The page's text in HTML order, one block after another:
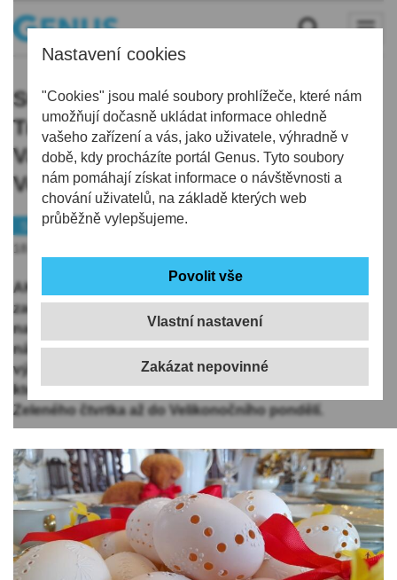
Nastavení cookies
"Cookies" jsou malé soubory prohlížeče, které nám
umožňují dočasně ukládat informace ohledně
vašeho zařízení a vás, jako uživatele, výhradně v
době, kdy procházíte portál Genus. Tyto soubory
nám pomáhají získat informace o návštěvnosti a
chování uživatelů, na základě kterých web
průběžně vylepšujeme.
Vlastní nastavení
Svátky jara ve všech koutech kraje:
Tradice na Dlaskově statku,
Valdštejn připravil novou
Velikonoční stezku
Sváteční čas
Tip
18.04.2025 | 5:00
AKTUALIZOVÁNO: Velikonoční volno, které dnes
začíná Velkým pátkem, oživí státní i další památky
nacházející se v regionu. Na řadě objektů čeká
návštěvníky tematická výzdoba a také průvodcovský
výklad bude doplněn o povídání o tradicích a zvycích,
které se vztahují k Velikonocům. Otevřeno je už od
Zeleného čtvrtka až do Velikonočního pondělí.